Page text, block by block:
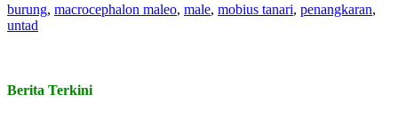
burung, macrocephalon maleo, male, mobius tanari, penangkaran,
untad
Berita Terkini